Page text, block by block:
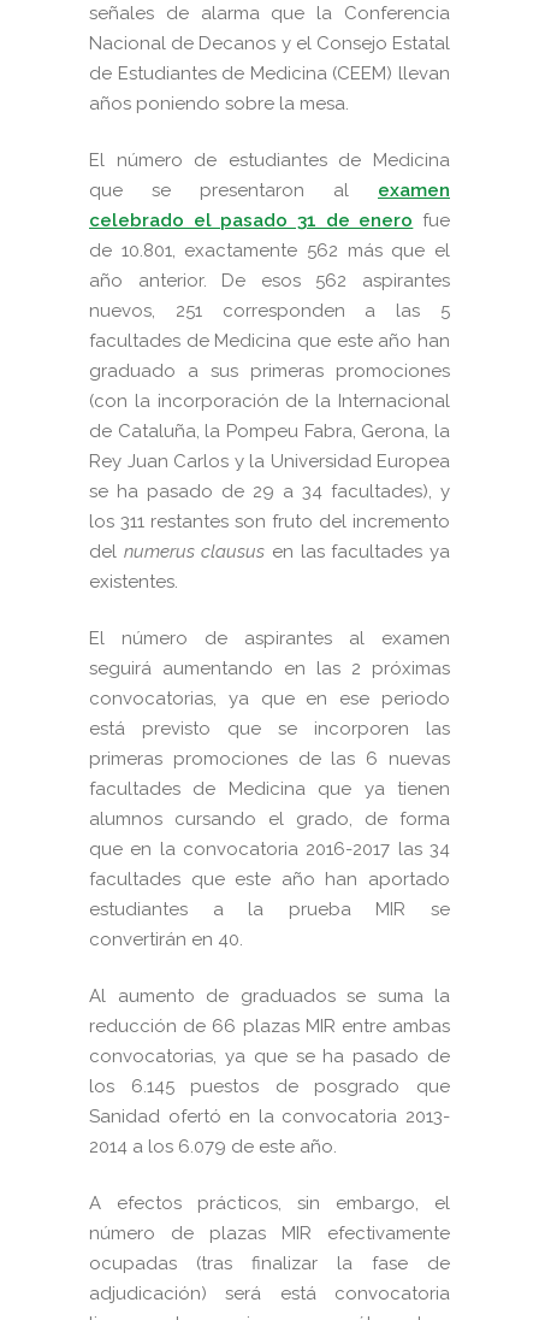
señales de alarma que la Conferencia
Nacional de Decanos y el Consejo Estatal
de Estudiantes de Medicina (CEEM) llevan
años poniendo sobre la mesa.
El número de estudiantes de Medicina
que se presentaron al examen
celebrado el pasado 31 de enero fue
de 10.801, exactamente 562 más que el
año anterior. De esos 562 aspirantes
nuevos, 251 corresponden a las 5
facultades de Medicina que este año han
graduado a sus primeras promociones
(con la incorporación de la Internacional
de Cataluña, la Pompeu Fabra, Gerona, la
Rey Juan Carlos y la Universidad Europea
se ha pasado de 29 a 34 facultades), y
los 311 restantes son fruto del incremento
del numerus clausus en las facultades ya
existentes.
El número de aspirantes al examen
seguirá aumentando en las 2 próximas
convocatorias, ya que en ese periodo
está previsto que se incorporen las
primeras promociones de las 6 nuevas
facultades de Medicina que ya tienen
alumnos cursando el grado, de forma
que en la convocatoria 2016-2017 las 34
facultades que este año han aportado
estudiantes a la prueba MIR se
convertirán en 40.
Al aumento de graduados se suma la
reducción de 66 plazas MIR entre ambas
convocatorias, ya que se ha pasado de
los 6.145 puestos de posgrado que
Sanidad ofertó en la convocatoria 2013-
2014 a los 6.079 de este año.
A efectos prácticos, sin embargo, el
número de plazas MIR efectivamente
ocupadas (tras finalizar la fase de
adjudicación) será está convocatoria